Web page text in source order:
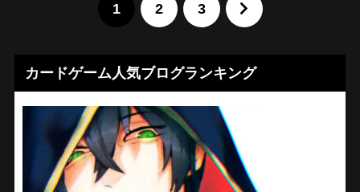
1 2 3
カードゲーム人気ブログランキング